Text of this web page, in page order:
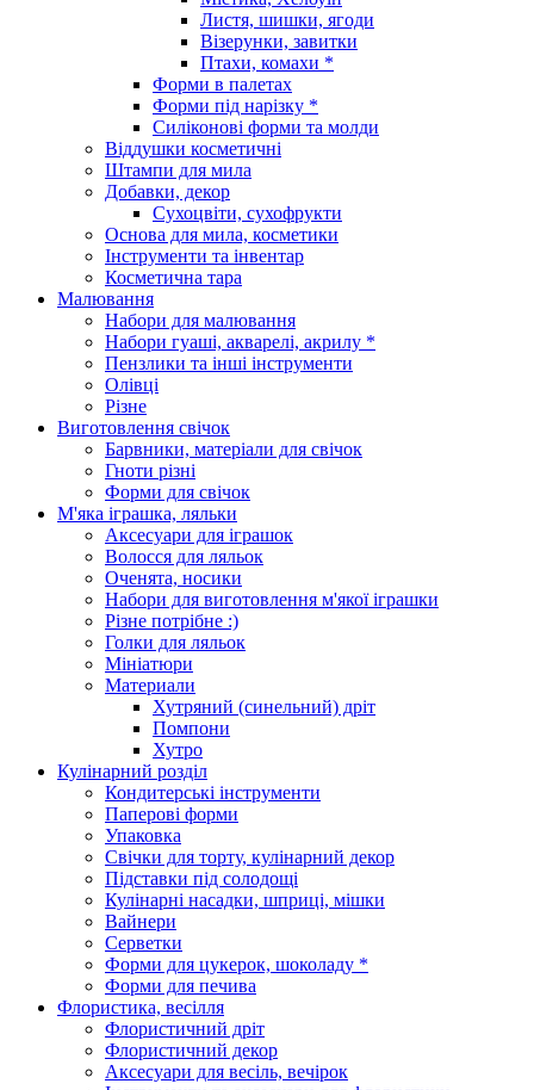
Листя, шишки, ягоди
Візерунки, завитки
Птахи, комахи *
Форми в палетах
Форми під нарізку *
Силіконові форми та молди
Віддушки косметичні
Штампи для мила
Добавки, декор
Сухоцвіти, сухофрукти
Основа для мила, косметики
Інструменти та інвентар
Косметична тара
Малювання
Набори для малювання
Набори гуаші, акварелі, акрилу *
Пензлики та інші інструменти
Олівці
Різне
Виготовлення свічок
Барвники, матеріали для свічок
Гноти різні
Форми для свічок
М'яка іграшка, ляльки
Аксесуари для іграшок
Волосся для ляльок
Оченята, носики
Набори для виготовлення м'якої іграшки
Різне потрібне :)
Голки для ляльок
Мініатюри
Материали
Хутряний (синельний) дріт
Помпони
Хутро
Кулінарний розділ
Кондитерські інструменти
Паперові форми
Упаковка
Свічки для торту, кулінарний декор
Підставки під солодощі
Кулінарні насадки, шприці, мішки
Вайнери
Серветки
Форми для цукерок, шоколаду *
Форми для печива
Флористика, весілля
Флористичний дріт
Флористичний декор
Аксесуари для весіль, вечірок